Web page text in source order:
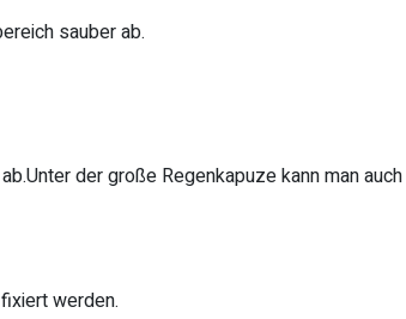
sauber ab.
der große Regenkapuze kann man
werden.